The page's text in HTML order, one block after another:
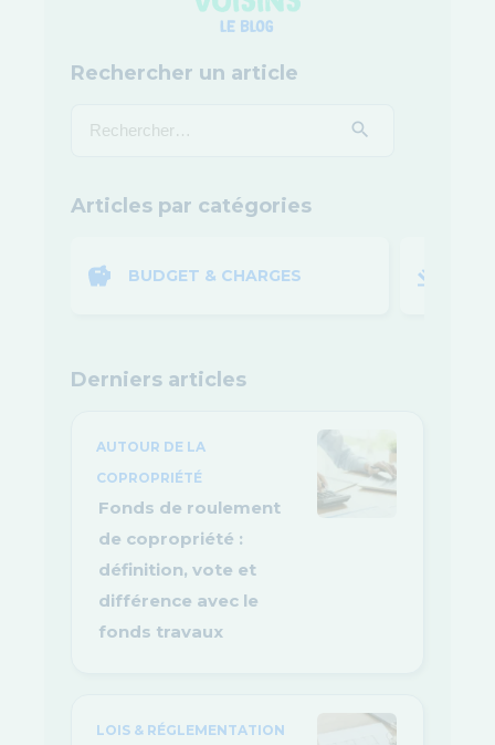
Rechercher un article
Articles par catégories
BUDGET & CHARGES
Derniers articles
AUTOUR DE LA
COPROPRIÉTÉ
Fonds de roulement
de copropriété :
définition, vote et
différence avec le
fonds travaux
LOIS & RÉGLEMENTATION